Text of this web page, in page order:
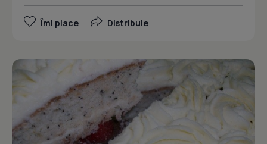
Îmi place Distribuie